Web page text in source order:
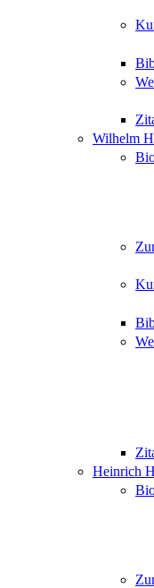
Wilhelm
Heinrich